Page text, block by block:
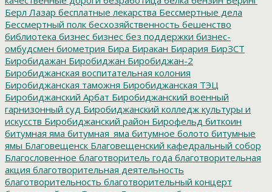
Берл Лазар бесплатные лекарства Бессмертные дела
Бессмертный полк бесхозяйственность бешенство
библиотека бизнес бизнес без поддержки бизнес-
омбудсмен биометрия Бира Биракан Бирария БирЗСТ
Биробидажан Биробиджан Биробиджан-2
Биробиджанская воспитательная колония
Биробиджанская таможня Биробиджанская ТЭЦ
Биробиджанский Арбат Биробиджанский военный
гарнизонный суд Биробиджанский колледж культуры и
искусств Биробиджанский район Бирофельд биткоин
битумная яма битумная_яма битумное болото битумные
ямы Благовещенск Благовещенский кафедральный собор
Благословенное благотворитель года благотворительная
акция благотворительная деятельность
благотворительность благотворительный концерт